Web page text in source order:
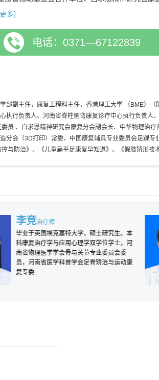
国生物材料学会先进制造分会3D打印合作单位
人。 目前，科室占地800㎡，科室配有全套德国
）、3D扫描、太空舱脊柱三维矫治系统、
多]
电话：0371—67122839
部副主任，康复工程科主任，香港理工大学 （BME）
执行负责人、河南省脊柱侧弯康复诊疗中心执行负责
员 、白求恩精神研究会康复分会副会长、中华物理治
分会（3D打印）常委、中国康复辅具专业委员会足踝
控与防治》、《儿童扁平足康复早知道》、《假肢矫形
李竞
毕业于英国埃克塞特大学，硕士研究生。本
科康复治疗学与应用心理学双学位学士，河
南省物理医学学会骨与关节专业委员会委
员，河南省医学科普学会足脊矫治与运动康
复专委……